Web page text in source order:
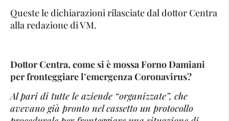
Queste le dichiarazioni rilasciate dal dottor Centra
alla redazione di VM.
Dottor Centra, come si è mossa Forno Damiani
per fronteggiare l’emergenza Coronavirus?
Al pari di tutte le aziende “organizzate”, che
avevano già pronto nel cassetto un protocollo